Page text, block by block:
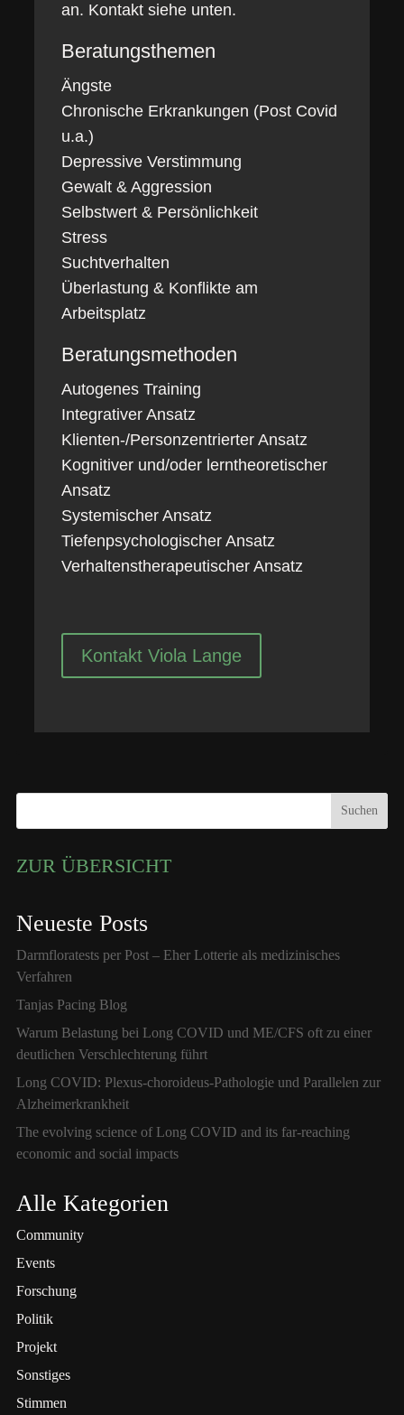
an. Kontakt siehe unten.
Beratungsthemen
Ängste
Chronische Erkrankungen (Post Covid
u.a.)
Depressive Verstimmung
Gewalt & Aggression
Selbstwert & Persönlichkeit
Stress
Suchtverhalten
Überlastung & Konflikte am
Arbeitsplatz
Beratungsmethoden
Autogenes Training
Integrativer Ansatz
Klienten-/Personzentrierter Ansatz
Kognitiver und/oder lerntheoretischer
Ansatz
Systemischer Ansatz
Tiefenpsychologischer Ansatz
Verhaltenstherapeutischer Ansatz
Kontakt Viola Lange
Suchen
ZUR ÜBERSICHT
Neueste Posts
Darmfloratests per Post – Eher Lotterie als medizinisches
Verfahren
Tanjas Pacing Blog
Warum Belastung bei Long COVID und ME/CFS oft zu einer
deutlichen Verschlechterung führt
Long COVID: Plexus-choroideus-Pathologie und Parallelen zur
Alzheimerkrankheit
The evolving science of Long COVID and its far-reaching
economic and social impacts
Alle Kategorien
Community
Events
Forschung
Politik
Projekt
Sonstiges
Stimmen